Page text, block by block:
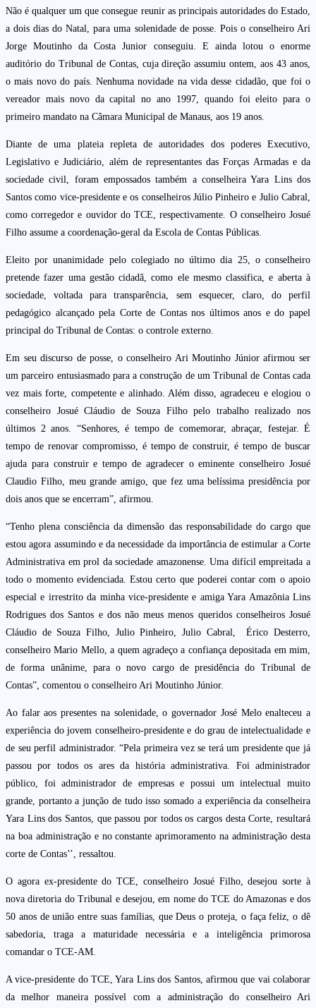
Não é qualquer um que consegue reunir as principais autoridades do Estado,
a dois dias do Natal, para uma solenidade de posse. Pois o conselheiro Ari
Jorge Moutinho da Costa Junior conseguiu. E ainda lotou o enorme
auditório do Tribunal de Contas, cuja direção assumiu ontem, aos 43 anos,
o mais novo do país. Nenhuma novidade na vida desse cidadão, que foi o
vereador mais novo da capital no ano 1997, quando foi eleito para o
primeiro mandato na Câmara Municipal de Manaus, aos 19 anos.
Diante de uma plateia repleta de autoridades dos poderes Executivo,
Legislativo e Judiciário, além de representantes das Forças Armadas e da
sociedade civil, foram empossados também a conselheira Yara Lins dos
Santos como vice-presidente e os conselheiros Júlio Pinheiro e Julio Cabral,
como corregedor e ouvidor do TCE, respectivamente. O conselheiro Josué
Filho assume a coordenação-geral da Escola de Contas Públicas.
Eleito por unanimidade pelo colegiado no último dia 25, o conselheiro
pretende fazer uma gestão cidadã, como ele mesmo classifica, e aberta à
sociedade, voltada para transparência, sem esquecer, claro, do perfil
pedagógico alcançado pela Corte de Contas nos últimos anos e do papel
principal do Tribunal de Contas: o controle externo.
Em seu discurso de posse, o conselheiro Ari Moutinho Júnior afirmou ser
um parceiro entusiasmado para a construção de um Tribunal de Contas cada
vez mais forte, competente e alinhado. Além disso, agradeceu e elogiou o
conselheiro Josué Cláudio de Souza Filho pelo trabalho realizado nos
últimos 2 anos. “Senhores, é tempo de comemorar, abraçar, festejar. É
tempo de renovar compromisso, é tempo de construir, é tempo de buscar
ajuda para construir e tempo de agradecer o eminente conselheiro Josué
Claudio Filho, meu grande amigo, que fez uma belíssima presidência por
dois anos que se encerram”, afirmou.
“Tenho plena consciência da dimensão das responsabilidade do cargo que
estou agora assumindo e da necessidade da importância de estimular a Corte
Administrativa em prol da sociedade amazonense. Uma difícil empreitada a
todo o momento evidenciada. Estou certo que poderei contar com o apoio
especial e irrestrito da minha vice-presidente e amiga Yara Amazônia Lins
Rodrigues dos Santos e dos não meus menos queridos conselheiros Josué
Cláudio de Souza Filho, Julio Pinheiro, Julio Cabral, Érico Desterro,
conselheiro Mario Mello, a quem agradeço a confiança depositada em mim,
de forma unânime, para o novo cargo de presidência do Tribunal de
Contas”, comentou o conselheiro Ari Moutinho Júnior.
Ao falar aos presentes na solenidade, o governador José Melo enalteceu a
experiência do jovem conselheiro-presidente e do grau de intelectualidade e
de seu perfil administrador. “Pela primeira vez se terá um presidente que já
passou por todos os ares da história administrativa. Foi administrador
público, foi administrador de empresas e possui um intelectual muito
grande, portanto a junção de tudo isso somado a experiência da conselheira
Yara Lins dos Santos, que passou por todos os cargos desta Corte, resultará
na boa administração e no constante aprimoramento na administração desta
corte de Contas’’, ressaltou.
O agora ex-presidente do TCE, conselheiro Josué Filho, desejou sorte à
nova diretoria do Tribunal e desejou, em nome do TCE do Amazonas e dos
50 anos de união entre suas famílias, que Deus o proteja, o faça feliz, o dê
sabedoria, traga a maturidade necessária e a inteligência primorosa
comandar o TCE-AM.
A vice-presidente do TCE, Yara Lins dos Santos, afirmou que vai colaborar
da melhor maneira possível com a administração do conselheiro Ari